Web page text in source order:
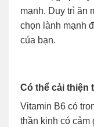
mạnh. Duy trì ăn
chọn lành mạnh
của bạn.
Có thể cải thiện
Vitamin B6 có
thần kinh có cảm